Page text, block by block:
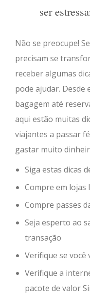
ser
Não se preocupe!
precisam se
receber algumas
pode ajudar. Desde
bagagem até
aqui estão muitas
viajantes a passar
gastar muito
Siga estas dicas
Compre em lojas
Compre passes
Seja esperto ao
transação
Verifique se
Verifique a
pacote de valor